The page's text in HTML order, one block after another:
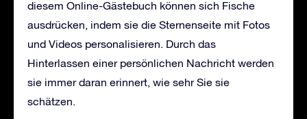
diesem Online-Gästebuch können sich Fische
ausdrücken, indem sie die Sternenseite mit Fotos
und Videos personalisieren. Durch das
Hinterlassen einer persönlichen Nachricht werden
sie immer daran erinnert, wie sehr Sie sie
schätzen.